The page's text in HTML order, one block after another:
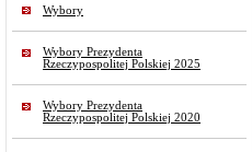
Wybory
Wybory Prezydenta
Rzeczypospolitej Polskiej 2025
Wybory Prezydenta
Rzeczypospolitej Polskiej 2020